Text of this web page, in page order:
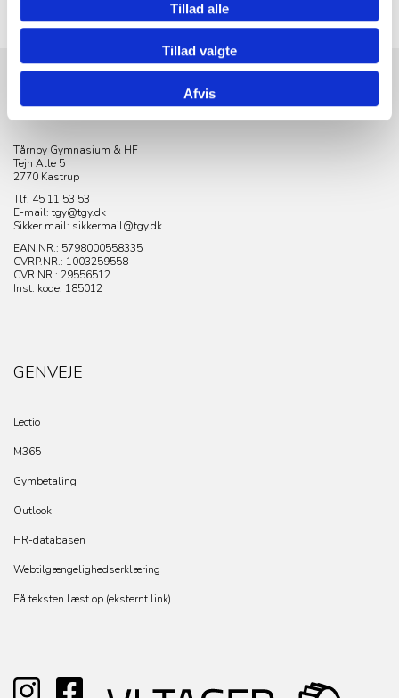
Tillad alle
Tillad valgte
Afvis
KONTAKT
Tårnby Gymnasium & HF
Tejn Alle 5
2770 Kastrup
Tlf. 45 11 53 53
E-mail: tgy@tgy.dk
Sikker mail: sikkermail@tgy.dk
EAN.NR.: 5798000558335
CVRP.NR.: 1003259558
CVR.NR.: 29556512
Inst. kode: 185012
GENVEJE
Lectio
M365
Gymbetaling
Outlook
HR-databasen
Webtilgængelighedserklæring
Få teksten læst op (eksternt link)